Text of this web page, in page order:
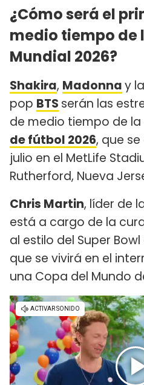
¿Cómo será el
medio tiempo de
Mundial 2026?
Shakira, Madonnay
pop BTS serán las
de medio tiempo de la
de fútbol 2026, que
julio en el MetLife
Rutherford, Nueva
Chris Martin, líder de
está a cargo de la
al estilo del Super Bowl
que se vivirá en el
una Copa del Mundo